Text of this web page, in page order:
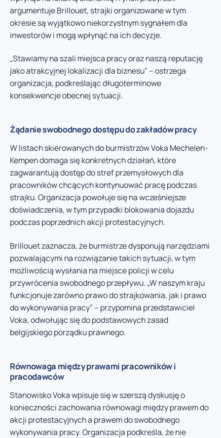
argumentuje Brillouet, strajki organizowane w tym
okresie są wyjątkowo niekorzystnym sygnałem dla
inwestorów i mogą wpłynąć na ich decyzje.
„Stawiamy na szali miejsca pracy oraz naszą reputację
jako atrakcyjnej lokalizacji dla biznesu” – ostrzega
organizacja, podkreślając długoterminowe
konsekwencje obecnej sytuacji.
Żądanie swobodnego dostępu do zakładów pracy
W listach skierowanych do burmistrzów Voka Mechelen-
Kempen domaga się konkretnych działań, które
zagwarantują dostęp do stref przemysłowych dla
pracowników chcących kontynuować pracę podczas
strajku. Organizacja powołuje się na wcześniejsze
doświadczenia, w tym przypadki blokowania dojazdu
podczas poprzednich akcji protestacyjnych.
Brillouet zaznacza, że burmistrze dysponują narzędziami
pozwalającymi na rozwiązanie takich sytuacji, w tym
możliwością wysłania na miejsce policji w celu
przywrócenia swobodnego przepływu. „W naszym kraju
funkcjonuje zarówno prawo do strajkowania, jak i prawo
do wykonywania pracy” – przypomina przedstawiciel
Voka, odwołując się do podstawowych zasad
belgijskiego porządku prawnego.
Równowaga między prawami pracowników i
pracodawców
Stanowisko Voka wpisuje się w szerszą dyskusję o
konieczności zachowania równowagi między prawem do
akcji protestacyjnych a prawem do swobodnego
wykonywania pracy. Organizacja podkreśla, że nie